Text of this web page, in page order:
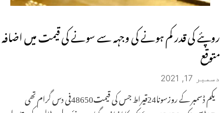
روپئے کی قدر کم ہونے کی وجہہ سے سونے کی قیمت میں اضافہ
متوقع
دسمبر 17, 2021
یکم ڈسمبر کے روزسونا24قیراط جس کی قیمت48650فی دس گرام تھی